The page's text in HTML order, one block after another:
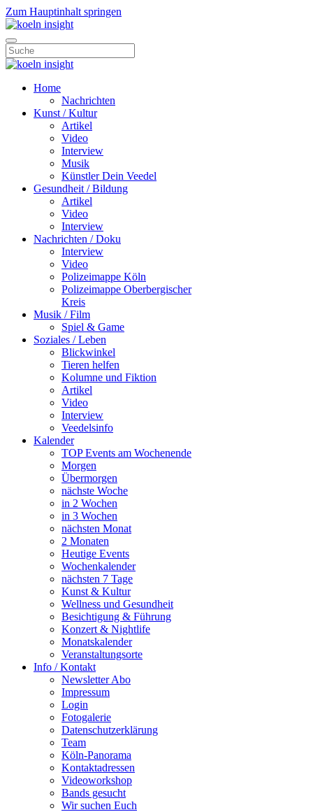
Zum Hauptinhalt springen
Home
Nachrichten
Kunst / Kultur
Artikel
Video
Interview
Musik
Künstler Dein Veedel
Gesundheit / Bildung
Artikel
Video
Interview
Nachrichten / Doku
Interview
Video
Polizeimappe Köln
Polizeimappe Oberbergischer
Kreis
Musik / Film
Spiel & Game
Soziales / Leben
Blickwinkel
Tieren helfen
Kolumne und Fiktion
Artikel
Video
Interview
Veedelsinfo
Kalender
TOP Events am Wochenende
Morgen
Übermorgen
nächste Woche
in 2 Wochen
in 3 Wochen
nächsten Monat
2 Monaten
Heutige Events
Wochenkalender
nächsten 7 Tage
Kunst & Kultur
Wellness und Gesundheit
Besichtigung & Führung
Konzert & Nightlife
Monatskalender
Veranstaltungsorte
Info / Kontakt
Newsletter Abo
Impressum
Login
Fotogalerie
Datenschutzerklärung
Team
Köln-Panorama
Kontaktadressen
Videoworkshop
Bands gesucht
Wir suchen Euch